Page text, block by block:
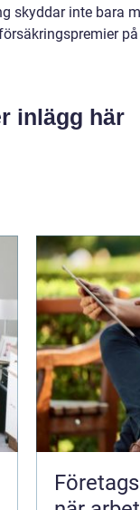
skyddar inte bara
inlägg här